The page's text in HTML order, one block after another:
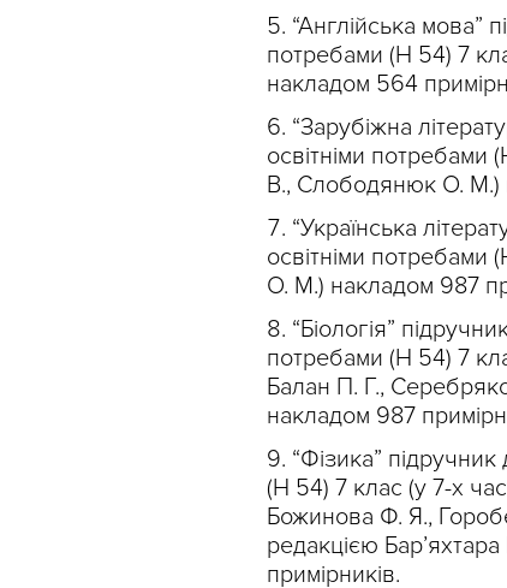
“Англійська мова”
потребами (Н 54) 7
накладом 564
“Зарубіжна
освітніми потребами
В., Слободянюк О. М.)
“Українська
освітніми потребами
О. М.) накладом 987
“Біологія”
потребами (Н 54) 7
Балан П. Г.,
накладом 987
“Фізика”
(Н 54) 7 клас (у 7-х
Божинова Ф. Я.,
редакцією
примірників.